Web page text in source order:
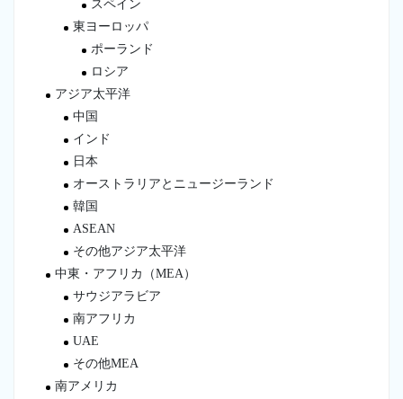
スペイン
東ヨーロッパ
ポーランド
ロシア
アジア太平洋
中国
インド
日本
オーストラリアとニュージーランド
韓国
ASEAN
その他アジア太平洋
中東・アフリカ（MEA）
サウジアラビア
南アフリカ
UAE
その他MEA
南アメリカ